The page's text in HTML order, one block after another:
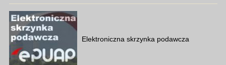
Elektroniczna skrzynka podawcza